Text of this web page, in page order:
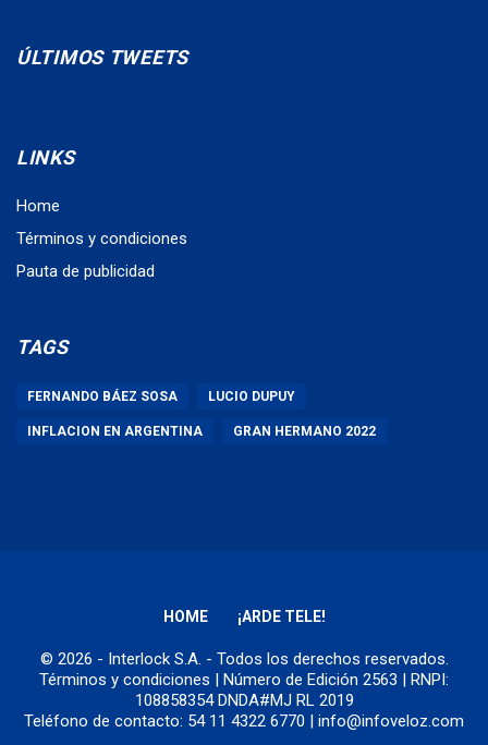
ÚLTIMOS TWEETS
LINKS
Home
Términos y condiciones
Pauta de publicidad
TAGS
FERNANDO BÁEZ SOSA LUCIO DUPUY
INFLACION EN ARGENTINA GRAN HERMANO 2022
HOME ¡ARDE TELE!
© 2026 - Interlock S.A. - Todos los derechos reservados.
Términos y condiciones | Número de Edición 2563 | RNPI:
108858354 DNDA#MJ RL 2019
Teléfono de contacto: 54 11 4322 6770 | info@infoveloz.com